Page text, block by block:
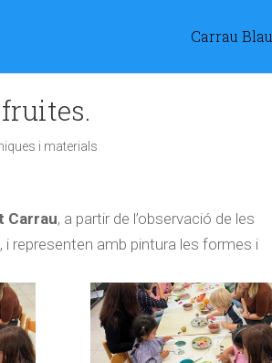
Carrau Blau
i materials
Carrau, a partir de l’observació de les
i representen amb pintura les formes i